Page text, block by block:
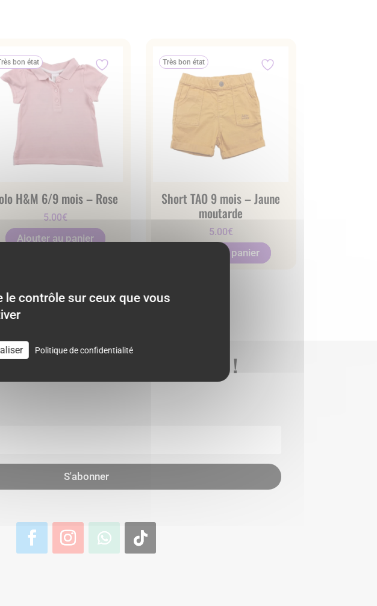
bon état
H&M 6/9 mois – Rose
5.00€
Ajouter au panier
Très bon état
Short TAO 9 mois – Jaune
moutarde
5.00€
Ajouter au panier
PLUS AUCUNE BONNE AFFAIRE !
S'abonner
contrôle sur ceux que vous
Politique de confidentialité